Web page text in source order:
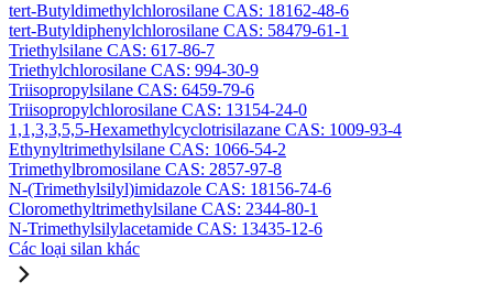
tert-Butyldimethylchlorosilane CAS: 18162-48-6
tert-Butyldiphenylchlorosilane CAS: 58479-61-1
Triethylsilane CAS: 617-86-7
Triethylchlorosilane CAS: 994-30-9
Triisopropylsilane CAS: 6459-79-6
Triisopropylchlorosilane CAS: 13154-24-0
1,1,3,3,5,5-Hexamethylcyclotrisilazane CAS: 1009-93-4
Ethynyltrimethylsilane CAS: 1066-54-2
Trimethylbromosilane CAS: 2857-97-8
N-(Trimethylsilyl)imidazole CAS: 18156-74-6
Cloromethyltrimethylsilane CAS: 2344-80-1
N-Trimethylsilylacetamide CAS: 13435-12-6
Các loại silan khác